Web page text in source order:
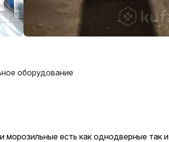
оборудование
есть как однодверные так и